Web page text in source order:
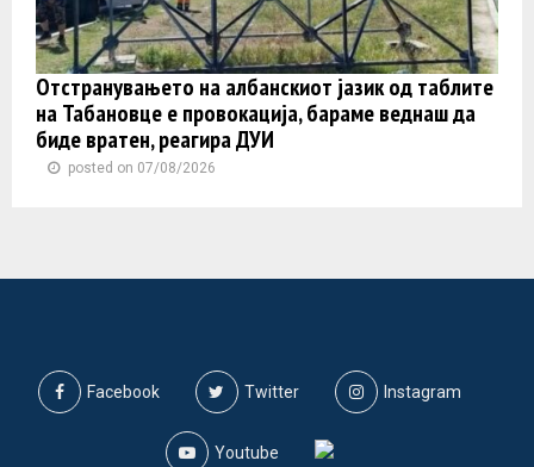
Отстранувањето на албанскиот јазик од таблите
на Табановце е провокација, бараме веднаш да
биде вратен, реагира ДУИ
posted on 07/08/2026
Facebook Twitter Instagram
Youtube